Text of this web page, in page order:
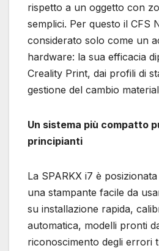
rispetto a un oggetto con
semplici. Per questo il CFS
considerato solo come un
hardware: la sua efficacia
Creality Print, dai profili di
gestione del cambio
Un sistema più compatto
principianti
La SPARKX i7 è
una stampante facile da
su installazione rapida,
automatica, modelli pronti
riconoscimento degli errori